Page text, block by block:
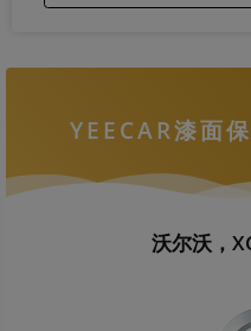
YEECAR漆面
沃尔沃，